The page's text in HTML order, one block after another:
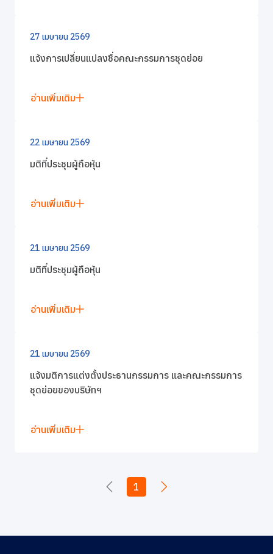
27 เมษายน 2569
แจ้งการเปลี่ยนแปลงชื่อคณะกรรมการชุดย่อย
อ่านเพิ่มเติม
22 เมษายน 2569
มติที่ประชุมผู้ถือหุ้น
อ่านเพิ่มเติม
21 เมษายน 2569
มติที่ประชุมผู้ถือหุ้น
อ่านเพิ่มเติม
21 เมษายน 2569
แจ้งมติการแต่งตั้งประธานกรรมการ และคณะกรรมการ
ชุดย่อยของบริษัทฯ
อ่านเพิ่มเติม
1